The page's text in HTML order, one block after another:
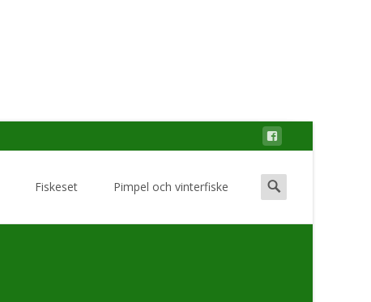
Fiskeset Pimpel och vinterfiske
Search
for: